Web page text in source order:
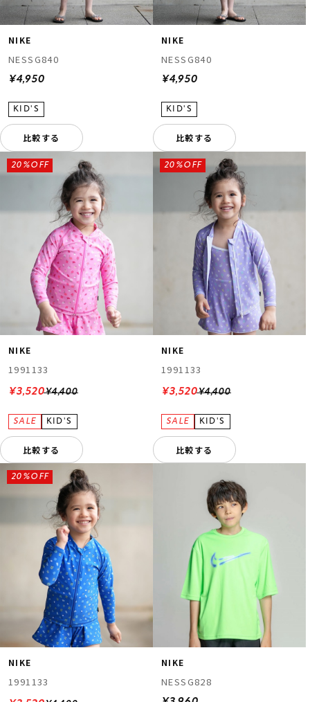
NIKE
NESSG840
¥4,950
比較する
NIKE
NESSG840
¥4,950
比較する
NIKE
1991133
¥4,400
20%OFF
¥3,520
比較する
NIKE
1991133
¥4,400
20%OFF
¥3,520
比較する
NIKE
1991133
20%OFF
NIKE
NESSG828